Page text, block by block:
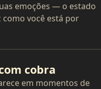
emoções — o estado
como você está por
cobra
em momentos de